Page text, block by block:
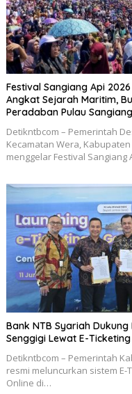
Festival Sangiang Api
Angkat Sejarah Maritim,
Peradaban Pulau Sangiang
Detikntbcom – Pemerintah
Kecamatan Wera,
menggelar Festival Sangiang
Bank NTB Syariah
Senggigi Lewat E-
Detikntbcom – Pemerintah
resmi meluncurkan sistem E-
Online di…